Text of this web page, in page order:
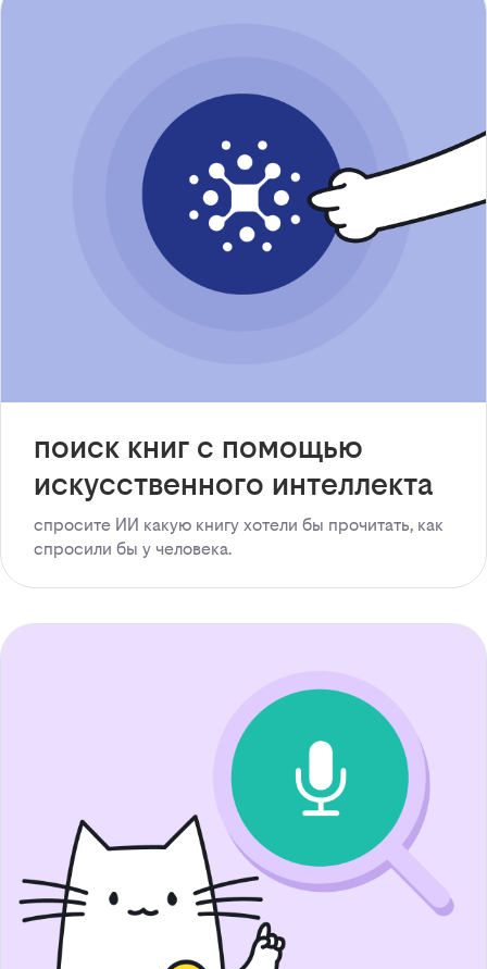
поиск книг с помощью
искусственного интеллекта
спросите ИИ какую книгу хотели бы прочитать, как
спросили бы у человека.